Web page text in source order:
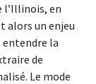
l’Illinois, en
alors un enjeu
entendre la
de
Le mode